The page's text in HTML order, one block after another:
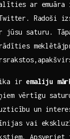
ar emuāra⁣
Twitter.
‌jūsu saturu.
ir emaliju⁣
vērtīgu⁣
⁣un
‌vai